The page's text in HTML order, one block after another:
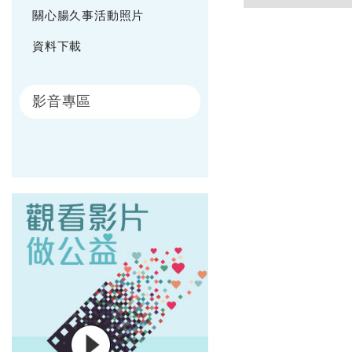
關心腸久事活動照片
資料下載
影音專區